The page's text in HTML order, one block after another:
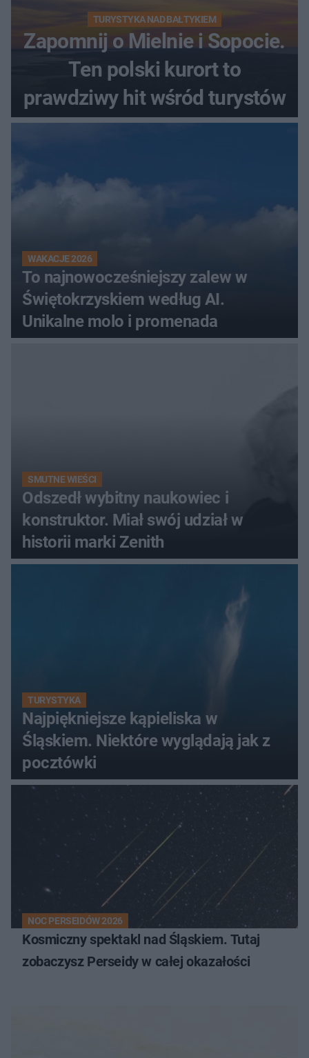
TURYSTYKA NAD BAŁTYKIEM
Zapomnij o Mielnie i Sopocie.
Ten polski kurort to
prawdziwy hit wśród turystów
WAKACJE 2026
To najnowocześniejszy zalew w
Świętokrzyskiem według AI.
Unikalne molo i promenada
SMUTNE WIEŚCI
Odszedł wybitny naukowiec i
konstruktor. Miał swój udział w
historii marki Zenith
TURYSTYKA
Najpiękniejsze kąpieliska w
Śląskiem. Niektóre wyglądają jak z
pocztówki
NOC PERSEIDÓW 2026
Kosmiczny spektakl nad Śląskiem. Tutaj
zobaczysz Perseidy w całej okazałości